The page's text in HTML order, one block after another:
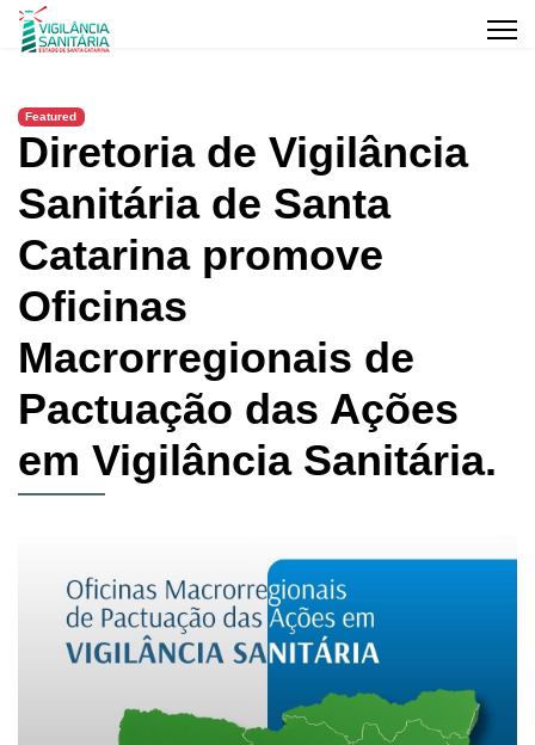
Featured
Diretoria de Vigilância
Sanitária de Santa
Catarina promove
Oficinas
Macrorregionais de
Pactuação das Ações
em Vigilância Sanitária.